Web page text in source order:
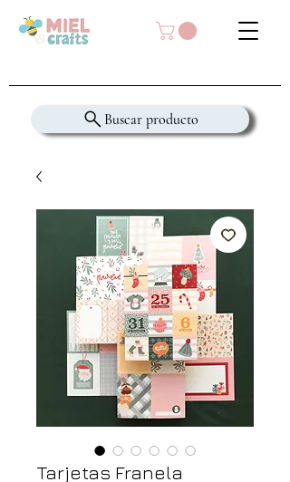
Buscar producto
Tarjetas Franela